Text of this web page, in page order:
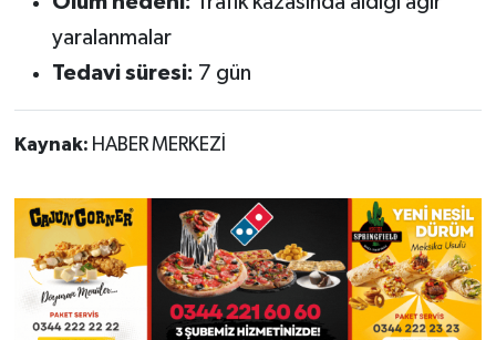
yaralanmalar
Tedavi süresi: 7 gün
Kaynak: HABER MERKEZİ